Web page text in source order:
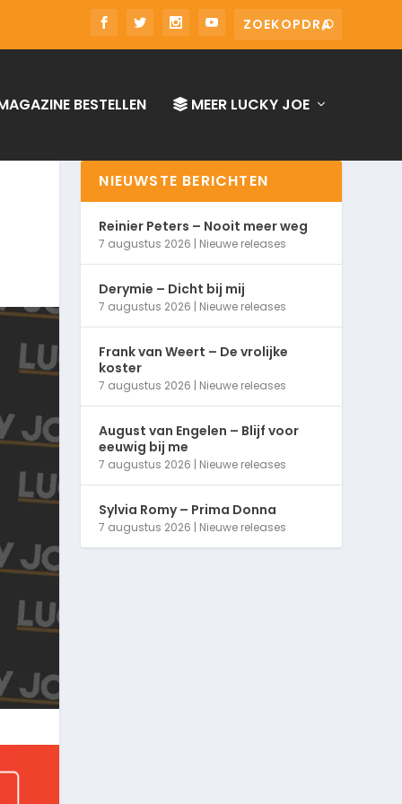
BESTELLEN MEER LUCKY JOE
NIEUWSTE BERICHTEN
Reinier Peters – Nooit meer weg
7 augustus 2026 | Nieuwe releases
Derymie – Dicht bij mij
7 augustus 2026 | Nieuwe releases
Frank van Weert – De vrolijke
koster
7 augustus 2026 | Nieuwe releases
August van Engelen – Blijf voor
eeuwig bij me
7 augustus 2026 | Nieuwe releases
Sylvia Romy – Prima Donna
7 augustus 2026 | Nieuwe releases